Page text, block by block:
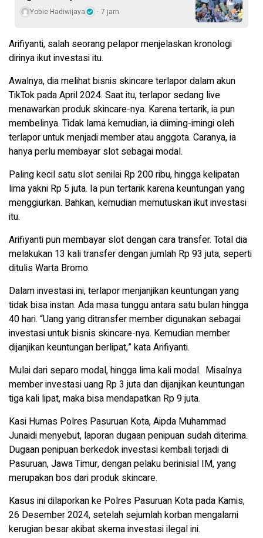
Yobie Hadiwijaya 7 jam
Arifiyanti, salah seorang pelapor menjelaskan kronologi
dirinya ikut investasi itu.
Awalnya, dia melihat bisnis skincare terlapor dalam akun
TikTok pada April 2024. Saat itu, terlapor sedang live
menawarkan produk skincare-nya. Karena tertarik, ia pun
membelinya. Tidak lama kemudian, ia diiming-imingi oleh
terlapor untuk menjadi member atau anggota. Caranya, ia
hanya perlu membayar slot sebagai modal.
Paling kecil satu slot senilai Rp 200 ribu, hingga kelipatan
lima yakni Rp 5 juta. Ia pun tertarik karena keuntungan yang
menggiurkan. Bahkan, kemudian memutuskan ikut investasi
itu.
Arifiyanti pun membayar slot dengan cara transfer. Total dia
melakukan 13 kali transfer dengan jumlah Rp 93 juta, seperti
ditulis Warta Bromo.
Dalam investasi ini, terlapor menjanjikan keuntungan yang
tidak bisa instan. Ada masa tunggu antara satu bulan hingga
40 hari. “Uang yang ditransfer member digunakan sebagai
investasi untuk bisnis skincare-nya. Kemudian member
dijanjikan keuntungan berlipat,” kata Arifiyanti.
Mulai dari separo modal, hingga lima kali modal. Misalnya
member investasi uang Rp 3 juta dan dijanjikan keuntungan
tiga kali lipat, maka bisa mendapatkan Rp 9 juta.
Kasi Humas Polres Pasuruan Kota, Aipda Muhammad
Junaidi menyebut, laporan dugaan penipuan sudah diterima.
Dugaan penipuan berkedok investasi kembali terjadi di
Pasuruan, Jawa Timur, dengan pelaku berinisial IM, yang
merupakan bos dari produk skincare.
Kasus ini dilaporkan ke Polres Pasuruan Kota pada Kamis,
26 Desember 2024, setelah sejumlah korban mengalami
kerugian besar akibat skema investasi ilegal ini.